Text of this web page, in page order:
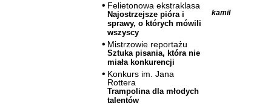
Felietonowa ekstraklasa
Najostrzejsze pióra i
sprawy, o których mówili
wszyscy
Mistrzowie reportażu
Sztuka pisania, która nie
miała konkurencji
Konkurs im. Jana
Rottera
Trampolina dla młodych
talentów
kamil